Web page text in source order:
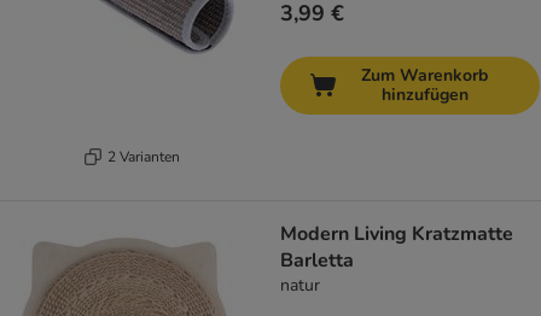
2 Varianten
3,99 €
Zum Warenkorb
hinzufügen
Modern Living Kratzmatte
Barletta
natur